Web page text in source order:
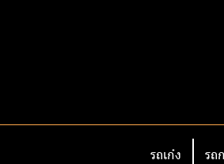
รถเก๋ง รถ